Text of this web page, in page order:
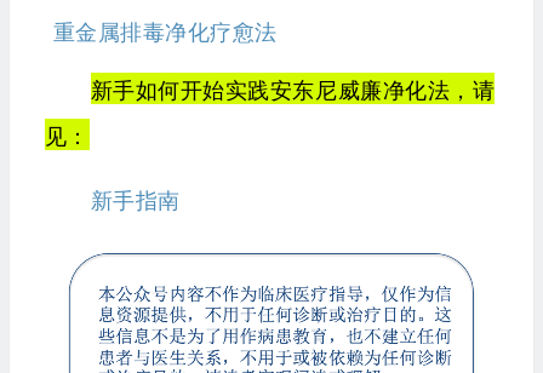
重金属排毒净化疗愈法
新手如何开始实践安东尼威廉净化法，请
见：
新手指南